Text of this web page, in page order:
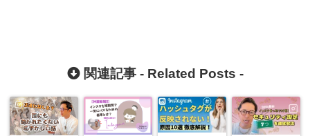
関連記事 - Related Posts -